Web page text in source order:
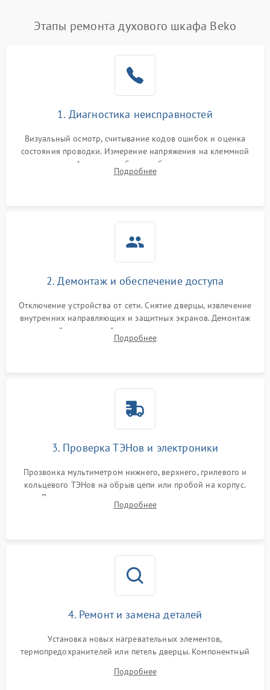
Этапы ремонта духового шкафа Beko
1. Диагностика неисправностей
Визуальный осмотр, считывание кодов ошибок и оценка
состояния проводки. Измерение напряжения на клеммной
колодке. Анализ жалоб на проблемы с нагревом,
конвекцией, панелью управления или блокировкой дверцы.
Подробнее
2. Демонтаж и обеспечение доступа
Отключение устройства от сети. Снятие дверцы, извлечение
внутренних направляющих и защитных экранов. Демонтаж
задней или верхней панели для прямого доступа к
нагревательным элементам, плате и вентиляторам.
Подробнее
3. Проверка ТЭНов и электроники
Прозвонка мультиметром нижнего, верхнего, грилевого и
кольцевого ТЭНов на обрыв цепи или пробой на корпус.
Диагностика термостата, датчиков температуры,
переключателя режимов и мотора конвекции.
Подробнее
4. Ремонт и замена деталей
Установка новых нагревательных элементов,
термопредохранителей или петель дверцы. Компонентный
выгоревших реле, восстановление контактов и замена
Подробнее